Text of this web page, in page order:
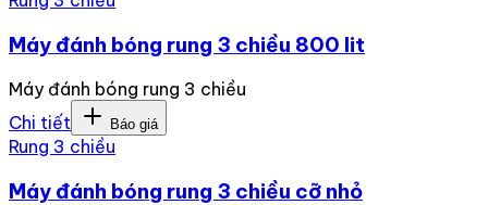
Máy đánh bóng rung 3 chiều 800 lit
Máy đánh bóng rung 3 chiều
Chi tiết
Báo giá
Rung 3 chiều
Máy đánh bóng rung 3 chiều cỡ nhỏ